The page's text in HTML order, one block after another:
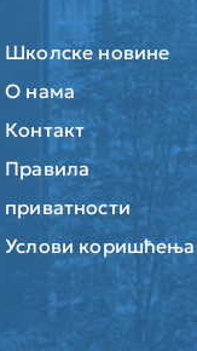
Школске новине
О нама
Контакт
Правила
приватности
Услови коришћења